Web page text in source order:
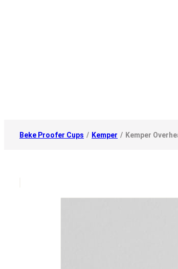
Beke Proofer Cups / Kemper / Kemper